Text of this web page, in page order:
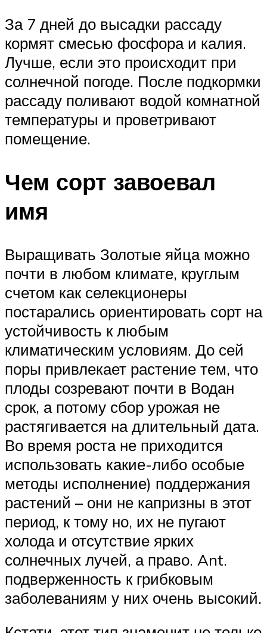
За 7 дней до высадки рассаду
кормят смесью фосфора и калия.
Лучше, если это происходит при
солнечной погоде. После подкормки
рассаду поливают водой комнатной
температуры и проветривают
помещение.
Чем сорт завоевал
имя
Выращивать Золотые яйца можно
почти в любом климате, круглым
счетом как селекционеры
постарались ориентировать сорт на
устойчивость к любым
климатическим условиям. До сей
поры привлекает растение тем, что
плоды созревают почти в Водан
срок, а потому сбор урожая не
растягивается на длительный дата.
Во время роста не приходится
использовать какие-либо особые
методы исполнение) поддержания
растений – они не капризны в этот
период, к тому но, их не пугают
холода и отсутствие ярких
солнечных лучей, а право. Ant.
подверженность к грибковым
заболеваниям у них очень высокий.